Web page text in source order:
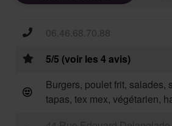
06.46.68.70.88
5/5 (voir les 4 avis)
Burgers, poulet frit, salades,
tapas, tex mex, végétarien,